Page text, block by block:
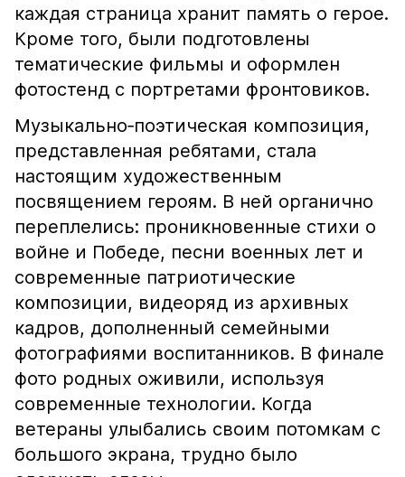
каждая страница хранит память о герое.
Кроме того, были подготовлены
тематические фильмы и оформлен
фотостенд с портретами фронтовиков.
Музыкально‑поэтическая композиция,
представленная ребятами, стала
настоящим художественным
посвящением героям. В ней органично
переплелись: проникновенные стихи о
войне и Победе, песни военных лет и
современные патриотические
композиции, видеоряд из архивных
кадров, дополненный семейными
фотографиями воспитанников. В финале
фото родных оживили, используя
современные технологии. Когда
ветераны улыбались своим потомкам с
большого экрана, трудно было